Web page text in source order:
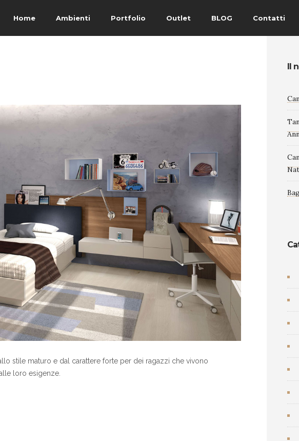
Home Ambienti Portfolio Outlet BLOG Contatti
stile maturo e dal carattere forte per dei ragazzi che vivono
loro esigenze.
Il